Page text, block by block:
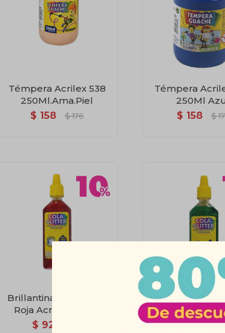
Témpera Acrilex 538
250Ml.Ama.Piel
$ 158 $ 176
Témpera
250Ml
$ 158 $
Brillantina Con Goma
Roja Acrilex 35 Grs
$ 92
Brillantina Con
Verde Acrilex
$ 92 $